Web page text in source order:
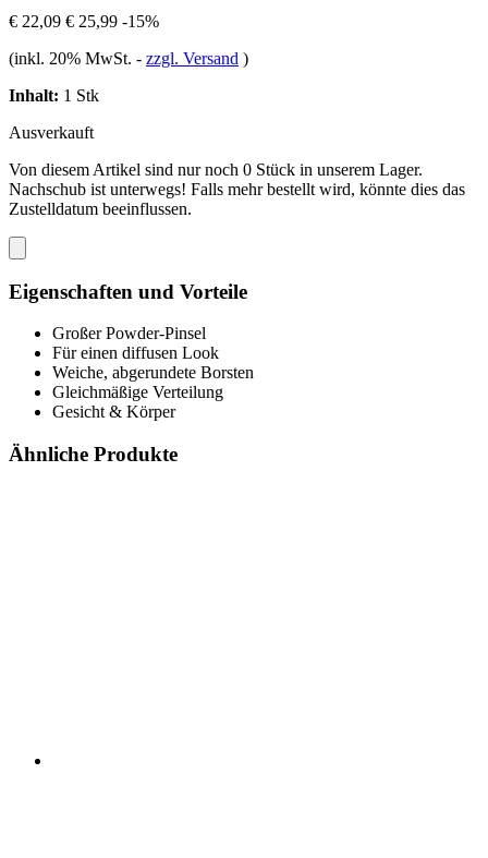
€ 22,09 € 25,99 -15%
(inkl. 20% MwSt. - zzgl. Versand )
Inhalt: 1 Stk
Ausverkauft
Von diesem Artikel sind nur noch 0 Stück in unserem Lager.
Nachschub ist unterwegs! Falls mehr bestellt wird, könnte dies das
Zustelldatum beeinflussen.
Eigenschaften und Vorteile
Großer Powder-Pinsel
Für einen diffusen Look
Weiche, abgerundete Borsten
Gleichmäßige Verteilung
Gesicht & Körper
Ähnliche Produkte